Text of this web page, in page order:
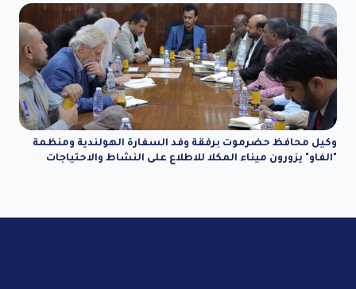
وكيل محافظ حضرموت برفقة وفد السفارة الهولندية ومنظمة
"الفاو" يزورون ميناء المكلا للاطلاع على النشاط والاحتياجات